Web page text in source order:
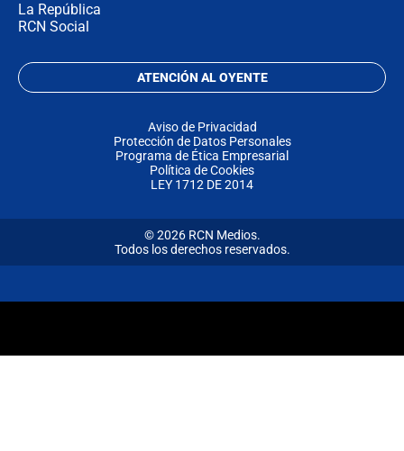
La República
RCN Social
ATENCIÓN AL OYENTE
Aviso de Privacidad
Protección de Datos Personales
Programa de Ética Empresarial
Política de Cookies
LEY 1712 DE 2014
© 2026 RCN Medios.
Todos los derechos reservados.